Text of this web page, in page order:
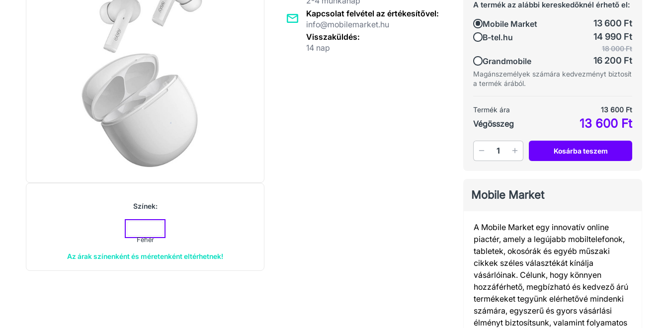
Színek:
Fehér
Az árak színenként és méretenként eltérhetnek!
Kapcsolat felvétel az értékesítővel:
info@mobilemarket.hu
Visszaküldés:
14 nap
A termék az alábbi kereskedőknél érhető el:
Mobile Market 13 600 Ft
B-tel.hu 14 990 Ft
Grandmobile
18 000 Ft
16 200 Ft
Magánszemélyek számára kedvezményt biztosít
a termék árából.
Termék ára 13 600 Ft
Végösszeg 13 600 Ft
Mennyiség Kosárba teszem
Mobile Market
A Mobile Market egy innovatív online
piactér, amely a legújabb mobiltelefonok,
tabletek, okosórák és egyéb műszaki
cikkek széles választékát kínálja
vásárlóinak. Célunk, hogy könnyen
hozzáférhető, megbízható és kedvező árú
termékeket tegyünk elérhetővé mindenki
számára, egyszerű és gyors vásárlási
élményt biztosítsunk, valamint folyamatos